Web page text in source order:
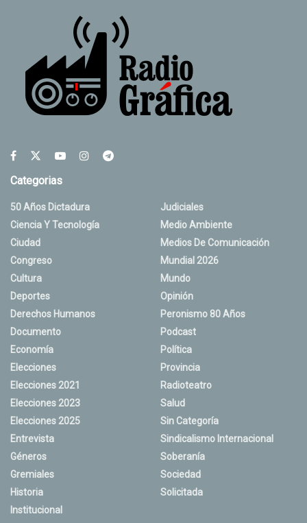
Categorias
50 Años Dictadura
Ciencia Y Tecnología
Ciudad
Congreso
Cultura
Deportes
Derechos Humanos
Documento
Economía
Elecciones
Elecciones 2021
Elecciones 2023
Elecciones 2025
Entrevista
Géneros
Gremiales
Historia
Institucional
Judiciales
Medio Ambiente
Medios De Comunicación
Mundial 2026
Mundo
Opinión
Peronismo 80 Años
Podcast
Política
Provincia
Radioteatro
Salud
Sin Categoría
Sindicalismo Internacional
Soberanía
Sociedad
Solicitada